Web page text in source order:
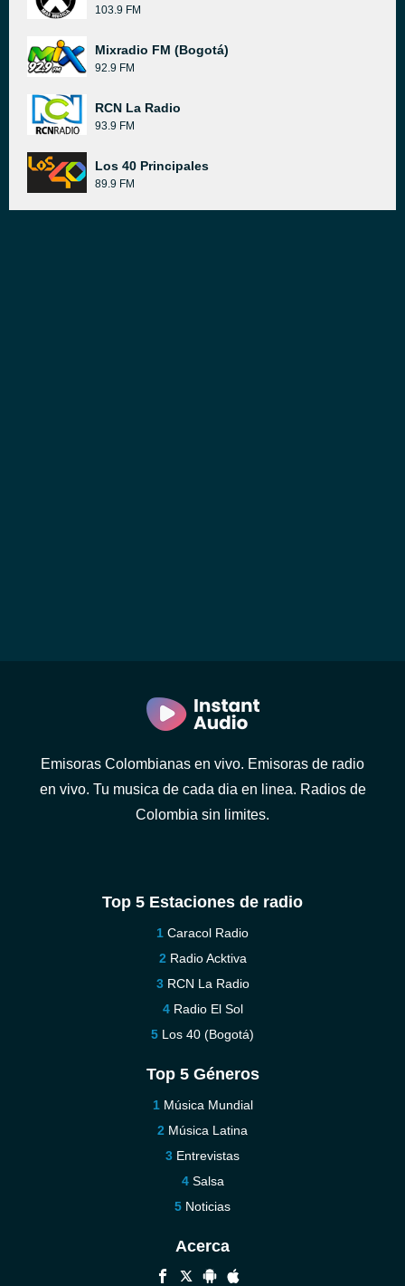
103.9 FM
Mixradio FM (Bogotá)
92.9 FM
RCN La Radio
93.9 FM
Los 40 Principales
89.9 FM
Emisoras Colombianas en vivo. Emisoras de radio
en vivo. Tu musica de cada dia en linea. Radios de
Colombia sin limites.
Top 5 Estaciones de radio
Caracol Radio
Radio Acktiva
RCN La Radio
Radio El Sol
Los 40 (Bogotá)
Top 5 Géneros
Música Mundial
Música Latina
Entrevistas
Salsa
Noticias
Acerca